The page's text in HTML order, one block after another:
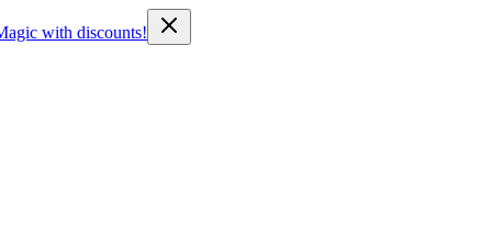
with discounts!